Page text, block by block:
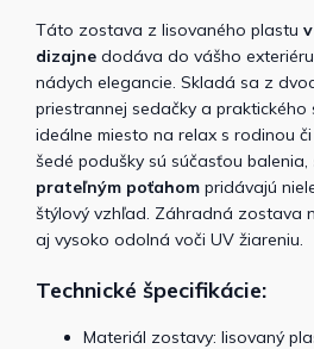
Táto zostava z lisovaného plastu
dizajne dodáva do vášho
nádych elegancie. Skladá sa z
priestrannej sedačky a praktického
ideálne miesto na relax s rodinou
šedé podušky sú súčasťou balenia,
prateľným poťahom pridávajú
štýlový vzhľad. Záhradná zostava
aj vysoko odolná voči UV žiareniu.
Technické špecifikácie:
Materiál zostavy: lisovaný